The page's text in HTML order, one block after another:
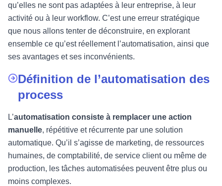
qu’elles ne sont pas adaptées à leur entreprise, à leur
activité ou à leur workflow. C’est une erreur stratégique
que nous allons tenter de déconstruire, en explorant
ensemble ce qu’est réellement l’automatisation, ainsi que
ses avantages et ses inconvénients.
Définition de l’automatisation des
process
L’automatisation consiste à remplacer une action
manuelle, répétitive et récurrente par une solution
automatique. Qu’il s’agisse de marketing, de ressources
humaines, de comptabilité, de service client ou même de
production, les tâches automatisées peuvent être plus ou
moins complexes.